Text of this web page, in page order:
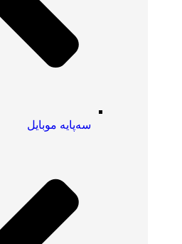
سه‌پایه موبایل